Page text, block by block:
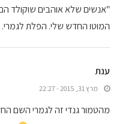
"אנשים שלא אוהבים שוקולד
המוטו החדש שלי. הפלת לגמרי.
ענת
מרץ 31, 2015 - 22:27
מהטמור גנדי זה לגמרי השם